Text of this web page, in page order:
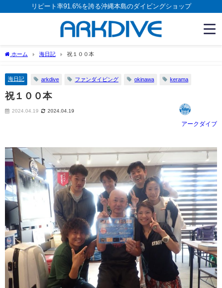
リピート率91.6%を誇る沖縄本島のダイビングショップ
ホーム 海日記 祝１００本
海日記 arkdive ファンダイビング okinawa kerama
祝１００本
2024.04.19 2024.04.19
アークダイブ